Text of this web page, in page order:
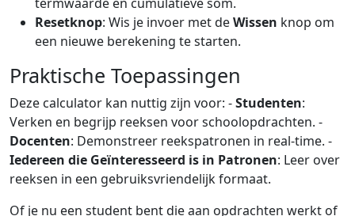
Resetknop: Wis je invoer met deWissen knop om
een nieuwe berekening te starten.
Praktische Toepassingen
Deze calculator kan nuttig zijn voor: -Studenten:
Verken en begrijp reeksen voor schoolopdrachten. -
Docenten: Demonstreer reekspatronen in real-time. -
Iedereen die Geïnteresseerd is in Patronen: Leer over
reeksen in een gebruiksvriendelijk formaat.
Of je nu een student bent die aan opdrachten werkt of